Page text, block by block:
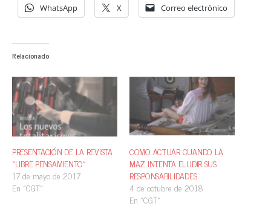
WhatsApp X Correo electrónico
Relacionado
PRESENTACIÓN DE LA REVISTA
«LIBRE PENSAMIENTO»
17 de mayo de 2017
En «CGT»
COMO ACTUAR CUANDO LA
MAZ INTENTA ELUDIR SUS
RESPONSABILIDADES
4 de octubre de 2018
En «CGT»